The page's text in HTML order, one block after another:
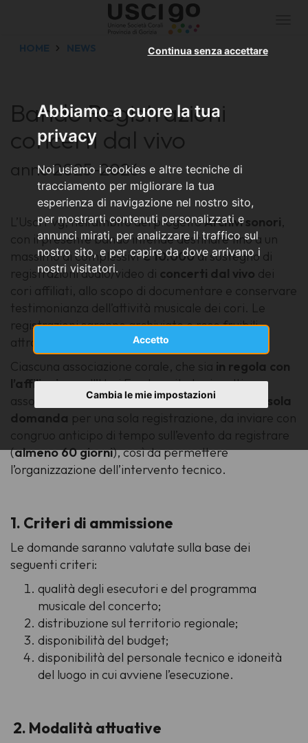
Abbiamo a cuore la tua
privacy
Noi usiamo i cookies e altre tecniche di
tracciamento per migliorare la tua
esperienza di navigazione nel nostro sito,
per mostrarti contenuti personalizzati e
annunci mirati, per analizzare il traffico sul
nostro sito, e per capire da dove arrivano i
nostri visitatori.
Accetto
Continua senza accettare
Cambia le mie impostazioni
HOME NEWS
Bando Registrazioni
concerti dal vivo
anno 2025-2026
L’Usci Fvg, nell’ambito del progettoArchivi sonori,
con il presente bando intende destinare fino a un
massimo di complessivi€ 10.000al sostegno di
registrazioni audio/video di concerti dal vivo dei
cori affiliati, allo scopo di documentare e conservare
testimonianza dell’attività musicale dei cori. Le
registrazioni saranno archiviate e rese fruibili
attraverso il
canale YouTube
Ciascuna associazione corale, che sia in regola con
l’affiliazioneall’Usci Fvg tramite la rispettiva
associazione territoriale, puòpresentare una sola
domanda per una sola registrazione, da inviare con
congruo anticipo di tempo sull’evento da registrare
(almeno 60 giorni), così da permettere
l’organizzazione dell’intervento tecnico.
1. Criteri di ammissione
Le domande saranno valutate sulla base dei
seguenti criteri:
qualità degli esecutori e del programma
musicale del concerto;
distribuzione sul territorio regionale;
disponibilità del budget;
disponibilità del personale tecnico e idoneità
del luogo in cui avviene l’esecuzione.
2. Modalità attuative